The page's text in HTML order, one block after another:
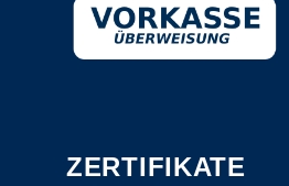
ZERTIFIKATE